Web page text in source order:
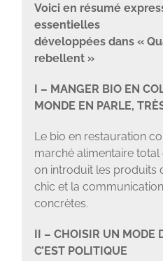
Voici en résumé
essentielles
développées dans «
rebellent »
I – MANGER BIO EN
MONDE EN PARLE,
Le bio en restauration
marché alimentaire total
on introduit les produits
chic et la
concrètes.
II – CHOISIR UN MODE
C’EST POLITIQUE